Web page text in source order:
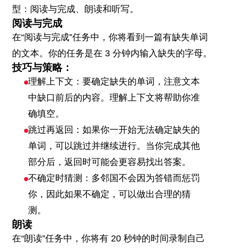
型：阅读与完成、朗读和听写。
阅读与完成
在“阅读与完成”任务中，你将看到一篇有缺失单词
的文本。你的任务是在 3 分钟内输入缺失的字母。
技巧与策略：
理解上下文：要确定缺失的单词，注意文本
中缺口前后的内容。理解上下文将帮助你准
确填空。
跳过再返回：如果你一开始无法确定缺失的
单词，可以跳过并继续进行。当你完成其他
部分后，返回时可能会更容易找出答案。
不确定时猜测：多邻国不会因为答错而惩罚
你，因此如果不确定，可以做出合理的猜
测。
朗读
在“朗读”任务中，你将有 20 秒钟的时间录制自己